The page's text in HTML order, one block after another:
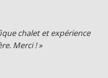
chalet et expérience
Merci ! »